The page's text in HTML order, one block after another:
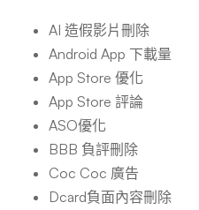
AI 造假影片刪除
Android App 下載量
App Store 優化
App Store 評論
ASO優化
BBB 負評刪除
Coc Coc 廣告
Dcard負面內容刪除